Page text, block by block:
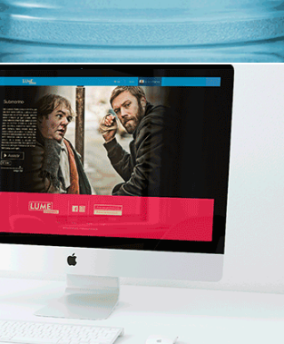
Lume Channel website